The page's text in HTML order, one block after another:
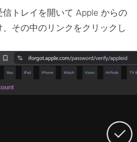
トレイを開いて Apple からの
その中のリンクをクリックし